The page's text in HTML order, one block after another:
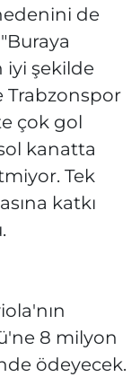
de
iyi şekilde
Trabzonspor
çok gol
kanatta
Tek
katkı
8 milyon
ödeyecek.